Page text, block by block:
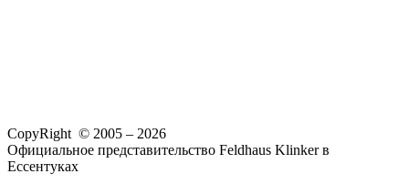
CopyRight © 2005 – 2026
Официальное представительство Feldhaus Klinker в
Ессентуках